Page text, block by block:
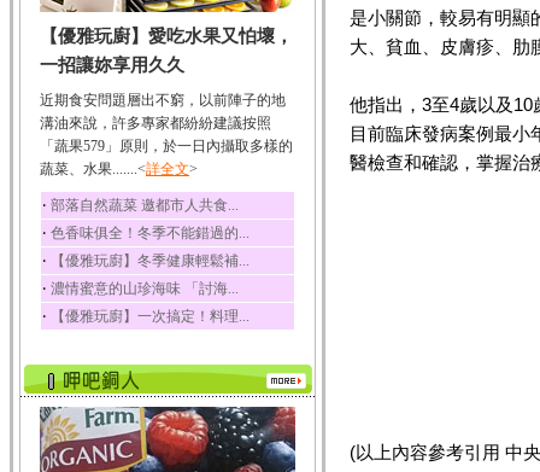
韭菜
韭菜所含的膳食纖維能
幫助消化與通便；揮...
冬瓜
冬瓜營養價值高，鈉含
量極低是水腫病人的...
豆豉
豆豉裡頭含有營養的蛋
白質、脂肪、鈣、磷...
榛果
榛果裡所含的營養素有
蛋白質、脂肪、醣類...
迷迭香
酸、迷迭香酸、植物...
咖啡
咖啡中的咖啡因會刺激
中樞神經系統，特別...
【優雅玩廚】愛吃水果又怕壞，
一招讓妳享用久久
近期食安問題層出不窮，以前陣子的地
溝油來說，許多專家都紛紛建議按照
「蔬果579」原則，於一日內攝取多樣的
蔬菜、水果.......<詳全文>
‧ 部落自然蔬菜 邀都市人共食...
‧ 色香味俱全！冬季不能錯過的...
‧ 【優雅玩廚】冬季健康輕鬆補...
‧ 濃情蜜意的山珍海味 「討海...
‧ 【優雅玩廚】一次搞定！料理...
是小關節，較易有明顯
大、貧血、皮膚疹、肋
他指出，3至4歲以及
目前臨床發病案例最小
醫檢查和確認，掌握治
(以上內容參考引用 中